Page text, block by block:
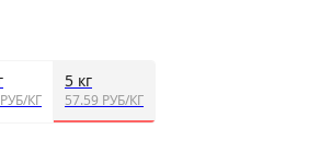
КГ
5 кг
57.59 РУБ/КГ